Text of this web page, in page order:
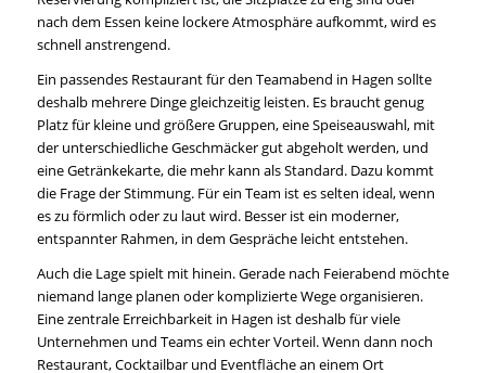
nach dem Essen keine lockere Atmosphäre aufkommt, wird es
schnell anstrengend.
Ein passendes Restaurant für den Teamabend in Hagen sollte
deshalb mehrere Dinge gleichzeitig leisten. Es braucht genug
Platz für kleine und größere Gruppen, eine Speiseauswahl, mit
der unterschiedliche Geschmäcker gut abgeholt werden, und
eine Getränkekarte, die mehr kann als Standard. Dazu kommt
die Frage der Stimmung. Für ein Team ist es selten ideal, wenn
es zu förmlich oder zu laut wird. Besser ist ein moderner,
entspannter Rahmen, in dem Gespräche leicht entstehen.
Auch die Lage spielt mit hinein. Gerade nach Feierabend möchte
niemand lange planen oder komplizierte Wege organisieren.
Eine zentrale Erreichbarkeit in Hagen ist deshalb für viele
Unternehmen und Teams ein echter Vorteil. Wenn dann noch
Restaurant, Cocktailbar und Eventfläche an einem Ort